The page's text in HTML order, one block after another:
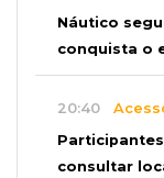
Náutico
conquista o
20:40
consultar